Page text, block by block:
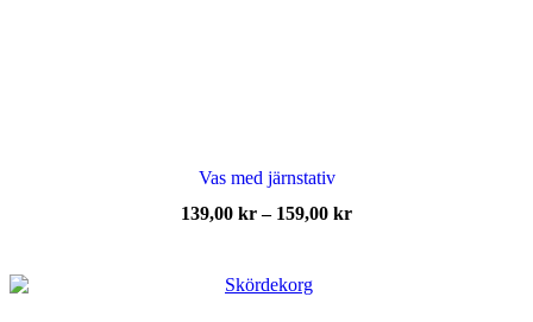
Vas med järnstativ
139,00 kr – 159,00 krPrisintervall: